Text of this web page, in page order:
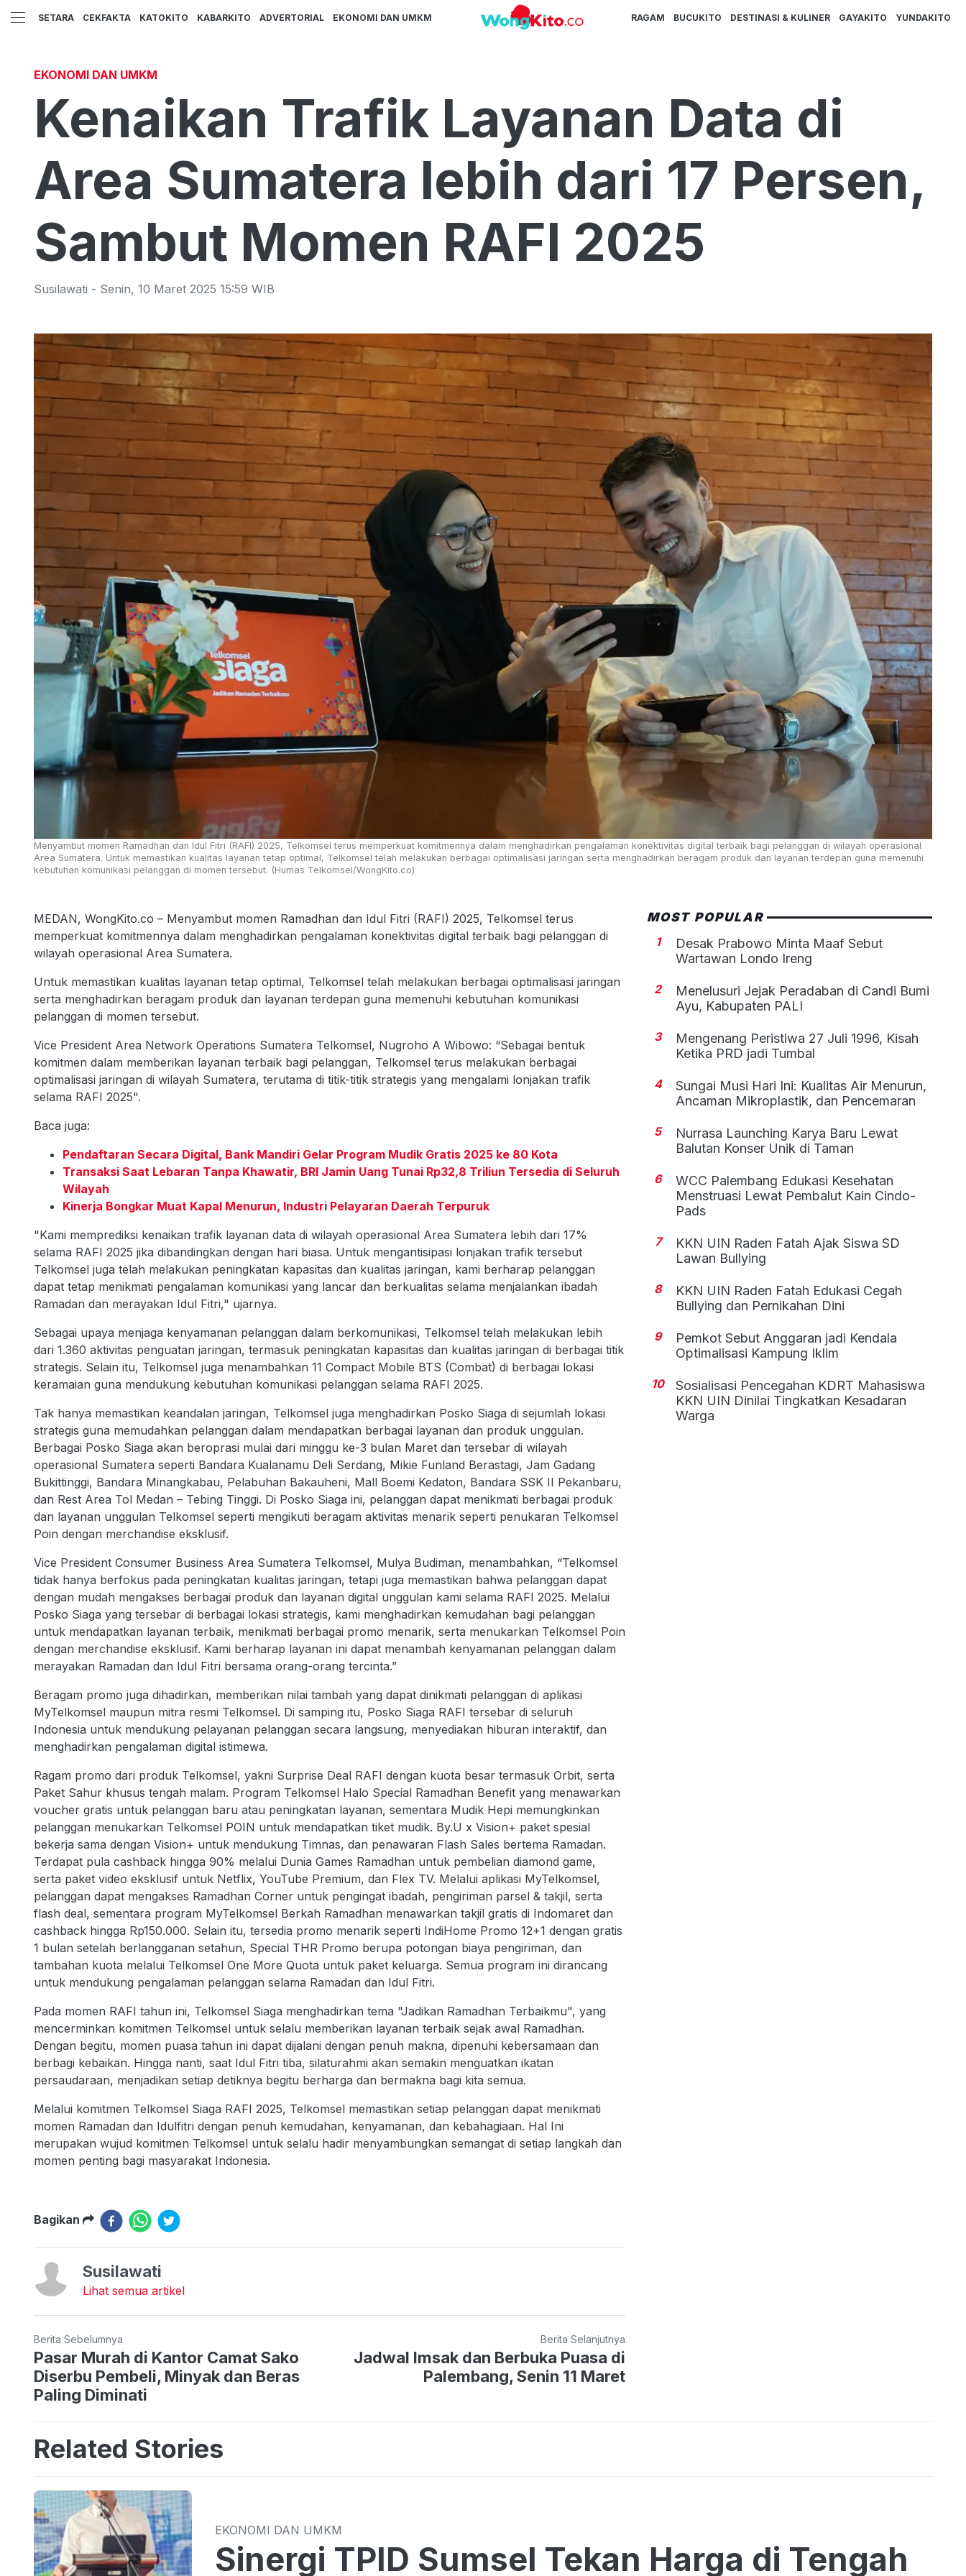
SETARA CEKFAKTA KATOKITO KABARKITO ADVERTORIAL EKONOMI DAN UMKM RAGAM BUCUKITO DESTINASI & KULINER GAYAKITO YUNDAKITO
EKONOMI DAN UMKM
Kenaikan Trafik Layanan Data di
Area Sumatera lebih dari 17 Persen,
Sambut Momen RAFI 2025
Susilawati - Senin, 10 Maret 2025 15:59 WIB
Menyambut momen Ramadhan dan Idul Fitri (RAFI) 2025, Telkomsel terus memperkuat komitmennya dalam menghadirkan pengalaman konektivitas digital terbaik bagi pelanggan di wilayah operasional
Area Sumatera. Untuk memastikan kualitas layanan tetap optimal, Telkomsel telah melakukan berbagai optimalisasi jaringan serta menghadirkan beragam produk dan layanan terdepan guna memenuhi
kebutuhan komunikasi pelanggan di momen tersebut. (Humas Telkomsel/WongKito.co)
MEDAN, WongKito.co – Menyambut momen Ramadhan dan Idul Fitri (RAFI) 2025, Telkomsel terus
memperkuat komitmennya dalam menghadirkan pengalaman konektivitas digital terbaik bagi pelanggan di
wilayah operasional Area Sumatera.
Untuk memastikan kualitas layanan tetap optimal, Telkomsel telah melakukan berbagai optimalisasi jaringan
serta menghadirkan beragam produk dan layanan terdepan guna memenuhi kebutuhan komunikasi
pelanggan di momen tersebut.
Vice President Area Network Operations Sumatera Telkomsel, Nugroho A Wibowo: “Sebagai bentuk
komitmen dalam memberikan layanan terbaik bagi pelanggan, Telkomsel terus melakukan berbagai
optimalisasi jaringan di wilayah Sumatera, terutama di titik-titik strategis yang mengalami lonjakan trafik
selama RAFI 2025".
Baca juga:
Pendaftaran Secara Digital, Bank Mandiri Gelar Program Mudik Gratis 2025 ke 80 Kota
Transaksi Saat Lebaran Tanpa Khawatir, BRI Jamin Uang Tunai Rp32,8 Triliun Tersedia di Seluruh
Wilayah
Kinerja Bongkar Muat Kapal Menurun, Industri Pelayaran Daerah Terpuruk
"Kami memprediksi kenaikan trafik layanan data di wilayah operasional Area Sumatera lebih dari 17%
selama RAFI 2025 jika dibandingkan dengan hari biasa. Untuk mengantisipasi lonjakan trafik tersebut
Telkomsel juga telah melakukan peningkatan kapasitas dan kualitas jaringan, kami berharap pelanggan
dapat tetap menikmati pengalaman komunikasi yang lancar dan berkualitas selama menjalankan ibadah
Ramadan dan merayakan Idul Fitri," ujarnya.
Sebagai upaya menjaga kenyamanan pelanggan dalam berkomunikasi, Telkomsel telah melakukan lebih
dari 1.360 aktivitas penguatan jaringan, termasuk peningkatan kapasitas dan kualitas jaringan di berbagai titik
strategis. Selain itu, Telkomsel juga menambahkan 11 Compact Mobile BTS (Combat) di berbagai lokasi
keramaian guna mendukung kebutuhan komunikasi pelanggan selama RAFI 2025.
Tak hanya memastikan keandalan jaringan, Telkomsel juga menghadirkan Posko Siaga di sejumlah lokasi
strategis guna memudahkan pelanggan dalam mendapatkan berbagai layanan dan produk unggulan.
Berbagai Posko Siaga akan beroprasi mulai dari minggu ke-3 bulan Maret dan tersebar di wilayah
operasional Sumatera seperti Bandara Kualanamu Deli Serdang, Mikie Funland Berastagi, Jam Gadang
Bukittinggi, Bandara Minangkabau, Pelabuhan Bakauheni, Mall Boemi Kedaton, Bandara SSK II Pekanbaru,
dan Rest Area Tol Medan – Tebing Tinggi. Di Posko Siaga ini, pelanggan dapat menikmati berbagai produk
dan layanan unggulan Telkomsel seperti mengikuti beragam aktivitas menarik seperti penukaran Telkomsel
Poin dengan merchandise eksklusif.
Vice President Consumer Business Area Sumatera Telkomsel, Mulya Budiman, menambahkan, “Telkomsel
tidak hanya berfokus pada peningkatan kualitas jaringan, tetapi juga memastikan bahwa pelanggan dapat
dengan mudah mengakses berbagai produk dan layanan digital unggulan kami selama RAFI 2025. Melalui
Posko Siaga yang tersebar di berbagai lokasi strategis, kami menghadirkan kemudahan bagi pelanggan
untuk mendapatkan layanan terbaik, menikmati berbagai promo menarik, serta menukarkan Telkomsel Poin
dengan merchandise eksklusif. Kami berharap layanan ini dapat menambah kenyamanan pelanggan dalam
merayakan Ramadan dan Idul Fitri bersama orang-orang tercinta.”
Beragam promo juga dihadirkan, memberikan nilai tambah yang dapat dinikmati pelanggan di aplikasi
MyTelkomsel maupun mitra resmi Telkomsel. Di samping itu, Posko Siaga RAFI tersebar di seluruh
Indonesia untuk mendukung pelayanan pelanggan secara langsung, menyediakan hiburan interaktif, dan
menghadirkan pengalaman digital istimewa.
Ragam promo dari produk Telkomsel, yakni Surprise Deal RAFI dengan kuota besar termasuk Orbit, serta
Paket Sahur khusus tengah malam. Program Telkomsel Halo Special Ramadhan Benefit yang menawarkan
voucher gratis untuk pelanggan baru atau peningkatan layanan, sementara Mudik Hepi memungkinkan
pelanggan menukarkan Telkomsel POIN untuk mendapatkan tiket mudik. By.U x Vision+ paket spesial
bekerja sama dengan Vision+ untuk mendukung Timnas, dan penawaran Flash Sales bertema Ramadan.
Terdapat pula cashback hingga 90% melalui Dunia Games Ramadhan untuk pembelian diamond game,
serta paket video eksklusif untuk Netflix, YouTube Premium, dan Flex TV. Melalui aplikasi MyTelkomsel,
pelanggan dapat mengakses Ramadhan Corner untuk pengingat ibadah, pengiriman parsel & takjil, serta
flash deal, sementara program MyTelkomsel Berkah Ramadhan menawarkan takjil gratis di Indomaret dan
cashback hingga Rp150.000. Selain itu, tersedia promo menarik seperti IndiHome Promo 12+1 dengan gratis
1 bulan setelah berlangganan setahun, Special THR Promo berupa potongan biaya pengiriman, dan
tambahan kuota melalui Telkomsel One More Quota untuk paket keluarga. Semua program ini dirancang
untuk mendukung pengalaman pelanggan selama Ramadan dan Idul Fitri.
Pada momen RAFI tahun ini, Telkomsel Siaga menghadirkan tema "Jadikan Ramadhan Terbaikmu", yang
mencerminkan komitmen Telkomsel untuk selalu memberikan layanan terbaik sejak awal Ramadhan.
Dengan begitu, momen puasa tahun ini dapat dijalani dengan penuh makna, dipenuhi kebersamaan dan
berbagi kebaikan. Hingga nanti, saat Idul Fitri tiba, silaturahmi akan semakin menguatkan ikatan
persaudaraan, menjadikan setiap detiknya begitu berharga dan bermakna bagi kita semua.
Melalui komitmen Telkomsel Siaga RAFI 2025, Telkomsel memastikan setiap pelanggan dapat menikmati
momen Ramadan dan Idulfitri dengan penuh kemudahan, kenyamanan, dan kebahagiaan. Hal Ini
merupakan wujud komitmen Telkomsel untuk selalu hadir menyambungkan semangat di setiap langkah dan
momen penting bagi masyarakat Indonesia.
Bagikan
Susilawati
Lihat semua artikel
Berita Sebelumnya
Pasar Murah di Kantor Camat Sako
Diserbu Pembeli, Minyak dan Beras
Paling Diminati
Berita Selanjutnya
Jadwal Imsak dan Berbuka Puasa di
Palembang, Senin 11 Maret
MOST POPULAR
1
Desak Prabowo Minta Maaf Sebut
Wartawan Londo Ireng
2
Menelusuri Jejak Peradaban di Candi Bumi
Ayu, Kabupaten PALI
3
Mengenang Peristiwa 27 Juli 1996, Kisah
Ketika PRD jadi Tumbal
4
Sungai Musi Hari Ini: Kualitas Air Menurun,
Ancaman Mikroplastik, dan Pencemaran
5
Nurrasa Launching Karya Baru Lewat
Balutan Konser Unik di Taman
6
WCC Palembang Edukasi Kesehatan
Menstruasi Lewat Pembalut Kain Cindo-
Pads
7
KKN UIN Raden Fatah Ajak Siswa SD
Lawan Bullying
8
KKN UIN Raden Fatah Edukasi Cegah
Bullying dan Pernikahan Dini
9
Pemkot Sebut Anggaran jadi Kendala
Optimalisasi Kampung Iklim
10
Sosialisasi Pencegahan KDRT Mahasiswa
KKN UIN Dinilai Tingkatkan Kesadaran
Warga
Related Stories
EKONOMI DAN UMKM
Sinergi TPID Sumsel Tekan Harga di Tengah